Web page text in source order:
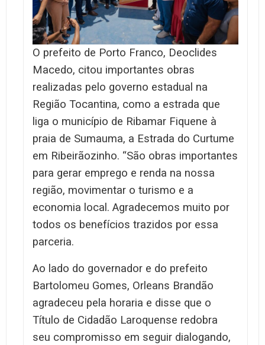
O prefeito de Porto Franco, Deoclides
Macedo, citou importantes obras
realizadas pelo governo estadual na
Região Tocantina, como a estrada que
liga o município de Ribamar Fiquene à
praia de Sumauma, a Estrada do Curtume
em Ribeirãozinho. “São obras importantes
para gerar emprego e renda na nossa
região, movimentar o turismo e a
economia local. Agradecemos muito por
todos os benefícios trazidos por essa
parceria.
Ao lado do governador e do prefeito
Bartolomeu Gomes, Orleans Brandão
agradeceu pela horaria e disse que o
Título de Cidadão Laroquense redobra
seu compromisso em seguir dialogando,